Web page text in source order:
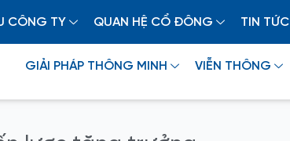
CÔNG TY
QUAN HỆ CỔ ĐÔNG TIN TỨC
GIẢI PHÁP THÔNG MINH VIỄN THÔNG